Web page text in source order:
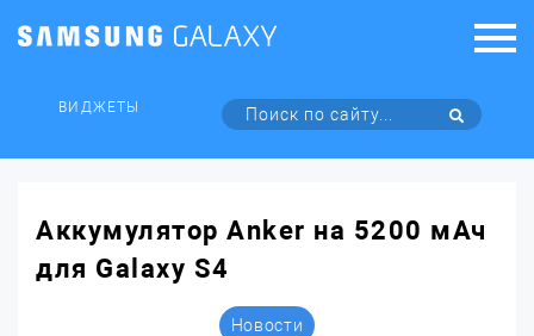
ВИДЖЕТЫ
Аккумулятор Anker на 5200 мАч
для Galaxy S4
Новости